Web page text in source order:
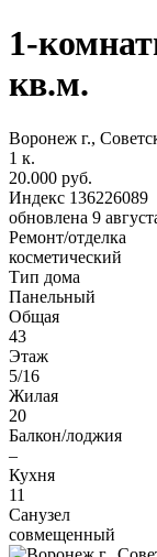
1-
кв.м.
Воронеж г.,
1 к.
20.000 руб.
Индекс 136226089
обновлена 9
Ремонт/отделка
косметический
Тип дома
Панельный
Общая
43
Этаж
5/16
Жилая
20
Балкон/лоджия
–
Кухня
11
Санузел
совмещенный